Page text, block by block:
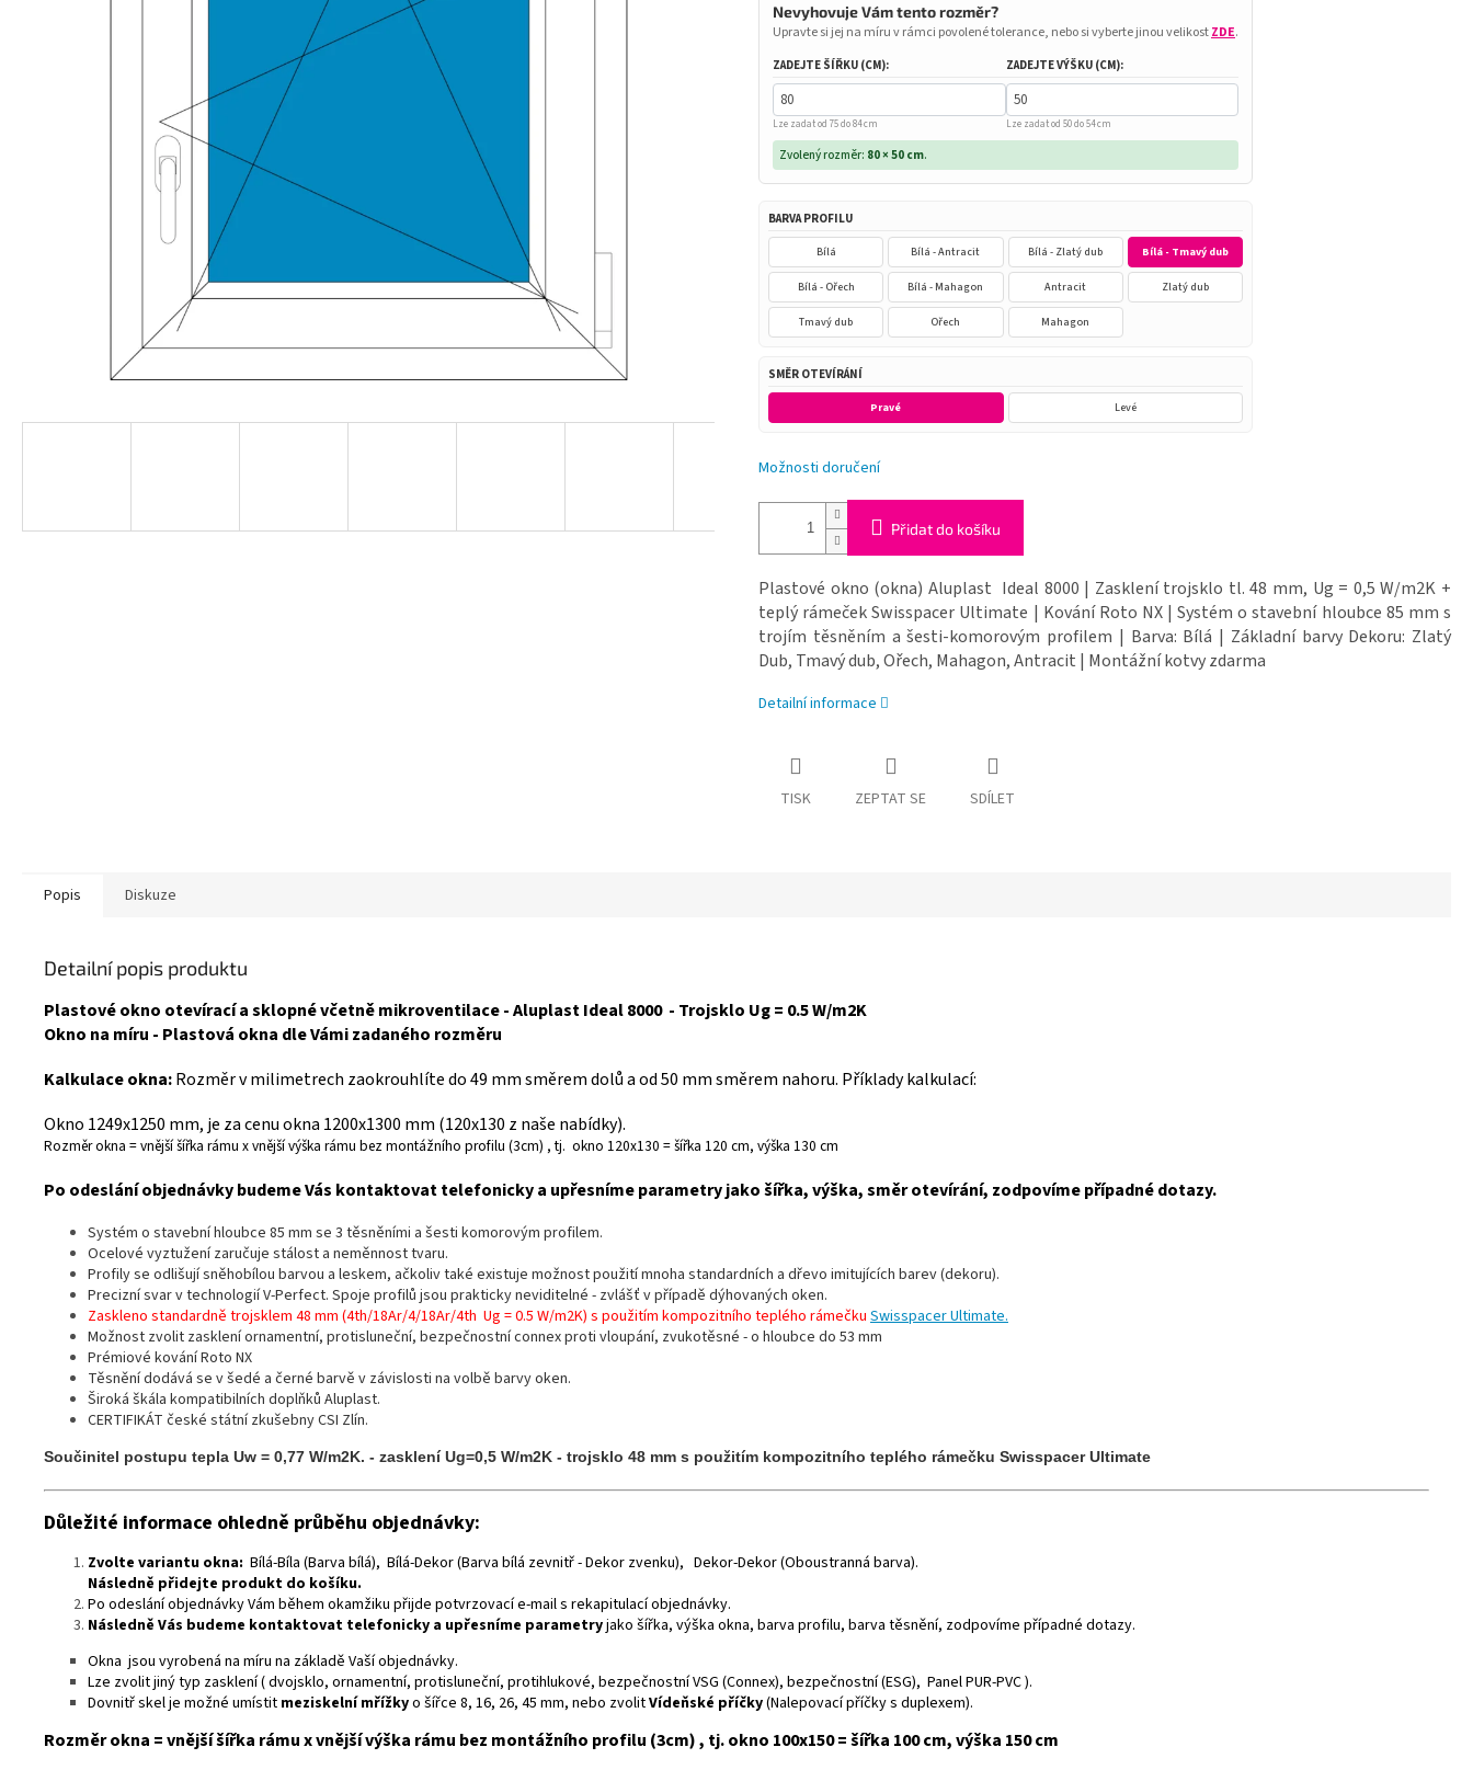
Nevyhovuje Vám tento rozměr?
Upravte si jej na míru v rámci povolené tolerance, nebo si vyberte jinou velikostZDE.
ZADEJTE ŠÍŘKU (CM):
Lze zadat od 75 do 84 cm
ZADEJTE VÝŠKU (CM):
Lze zadat od 50 do 54 cm
Zvolený rozměr: 80 × 50 cm.
BARVA PROFILU
Bílá Bílá - Antracit Bílá - Zlatý dub Bílá - Tmavý dub
Bílá - Ořech Bílá - Mahagon Antracit Zlatý dub
Tmavý dub Ořech Mahagon
SMĚR OTEVÍRÁNÍ
Pravé Levé
Možnosti doručení
Přidat do košíku
Plastové okno (okna) Aluplast Ideal 8000 | Zasklení trojsklo tl. 48 mm, Ug = 0,5 W/m2K +
teplý rámeček Swisspacer Ultimate | Kování Roto NX | Systém o stavební hloubce 85 mm s
trojím těsněním a šesti-komorovým profilem | Barva: Bílá | Základní barvy Dekoru: Zlatý
Dub, Tmavý dub, Ořech, Mahagon, Antracit | Montážní kotvy zdarma
Detailní informace
TISK ZEPTAT SE SDÍLET
Popis Diskuze
Detailní popis produktu
Plastové okno otevírací a sklopné včetně mikroventilace - Aluplast Ideal 8000 - Trojsklo Ug = 0.5 W/m2K
Okno na míru - Plastová okna dle Vámi zadaného rozměru
Kalkulace okna:Rozměr v milimetrech zaokrouhlíte do 49 mm směrem dolů a od 50 mm směrem nahoru. Příklady kalkulací:
Okno 1249x1250 mm, je za cenu okna 1200x1300 mm (120x130 z naše nabídky).
Rozměr okna = vnější šířka rámu x vnější výška rámu bez montážního profilu (3cm) , tj. okno 120x130 = šířka 120 cm, výška 130 cm
Po odeslání objednávky budeme Vás kontaktovat telefonicky a upřesníme parametry jako šířka, výška, směr otevírání, zodpovíme případné dotazy.
Systém o stavební hloubce 85 mm se 3 těsněními a šesti komorovým profilem.
Ocelové vyztužení zaručuje stálost a neměnnost tvaru.
Profily se odlišují sněhobílou barvou a leskem, ačkoliv také existuje možnost použití mnoha standardních a dřevo imitujících barev (dekoru).
Precizní svar v technologií V-Perfect. Spoje profilů jsou prakticky neviditelné - zvlášť v případě dýhovaných oken.
Zaskleno standardně trojsklem 48 mm (4th/18Ar/4/18Ar/4th Ug = 0.5 W/m2K) s použitím kompozitního teplého rámečku Swisspacer Ultimate.
Možnost zvolit zasklení ornamentní, protisluneční, bezpečnostní connex proti vloupání, zvukotěsné - o hloubce do 53 mm
Prémiové kování Roto NX
Těsnění dodává se v šedé a černé barvě v závislosti na volbě barvy oken.
Široká škála kompatibilních doplňků Aluplast.
CERTIFIKÁT české státní zkušebny CSI Zlín.
Součinitel postupu tepla Uw = 0,77 W/m2K. - zasklení Ug=0,5 W/m2K - trojsklo 48 mm s použitím kompozitního teplého rámečku Swisspacer Ultimate
Důležité informace ohledně průběhu objednávky:
Zvolte variantu okna: Bílá-Bíla (Barva bílá), Bílá-Dekor (Barva bílá zevnitř - Dekor zvenku), Dekor-Dekor (Oboustranná barva).
Následně přidejte produkt do košíku.
Po odeslání objednávky Vám během okamžiku přijde potvrzovací e-mail s rekapitulací objednávky.
Následně Vás budeme kontaktovat telefonicky a upřesníme parametryjako šířka, výška okna, barva profilu, barva těsnění, zodpovíme případné dotazy.
Okna jsou vyrobená na míru na základě Vaší objednávky.
Lze zvolit jiný typ zasklení ( dvojsklo, ornamentní, protisluneční, protihlukové, bezpečnostní VSG (Connex), bezpečnostní (ESG), Panel PUR-PVC ).
Dovnitř skel je možné umístit meziskelní mřížkyo šířce 8, 16, 26, 45 mm, nebo zvolitVídeňské příčky(Nalepovací příčky s duplexem).
Rozměr okna = vnější šířka rámu x vnější výška rámu bez montážního profilu (3cm) , tj. okno 100x150 = šířka 100 cm, výška 150 cm